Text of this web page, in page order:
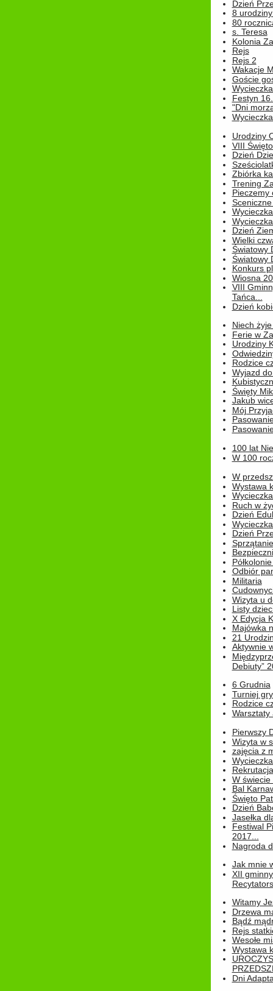
Dzień
8
80
s. Teresa
Kolonia
Rejs
Rejs 2
Wakacje
Goście
Festyn
"Dni
Urodziny
VIII
Dzień
Zbiórka
Trening
Pieczemy
Dzień
Wielki
Światowy
Światowy
Konkurs
Wiosna
VIII
Tańca...
Dzień
Niech
Ferie w
Urodziny
Rodzice
Wyjazd
Święty
Jakub
Mój
100 lat
W 100
W
Wystawa
Ruch w
Dzień
Dzień
Odbiór
Militaria
Wizyta u
Listy
X Edycja
Majówka
21
Aktywnie
Debiuty”
6 Grudnia
Turniej
Rodzice
Warsztaty
Pierwszy
Wizyta w
zajęcia z
W świecie
Bal
Święto
Dzień
Jasełka
Festiwal
2017...
Nagroda
Jak mnie
XII
Witamy
Drzewa
Bądź
Rejs
Wesołe
Wystawa
Dni